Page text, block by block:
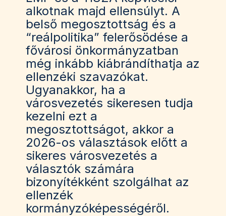
alkotnak majd ellensúlyt. A
belső megosztottság és a
“reálpolitika” felerősödése a
fővárosi önkormányzatban
még inkább kiábrándíthatja az
ellenzéki szavazókat.
Ugyanakkor, ha a
városvezetés sikeresen tudja
kezelni ezt a
megosztottságot, akkor a
2026-os választások előtt a
sikeres városvezetés a
választók számára
bizonyítékként szolgálhat az
ellenzék
kormányzóképességéről.